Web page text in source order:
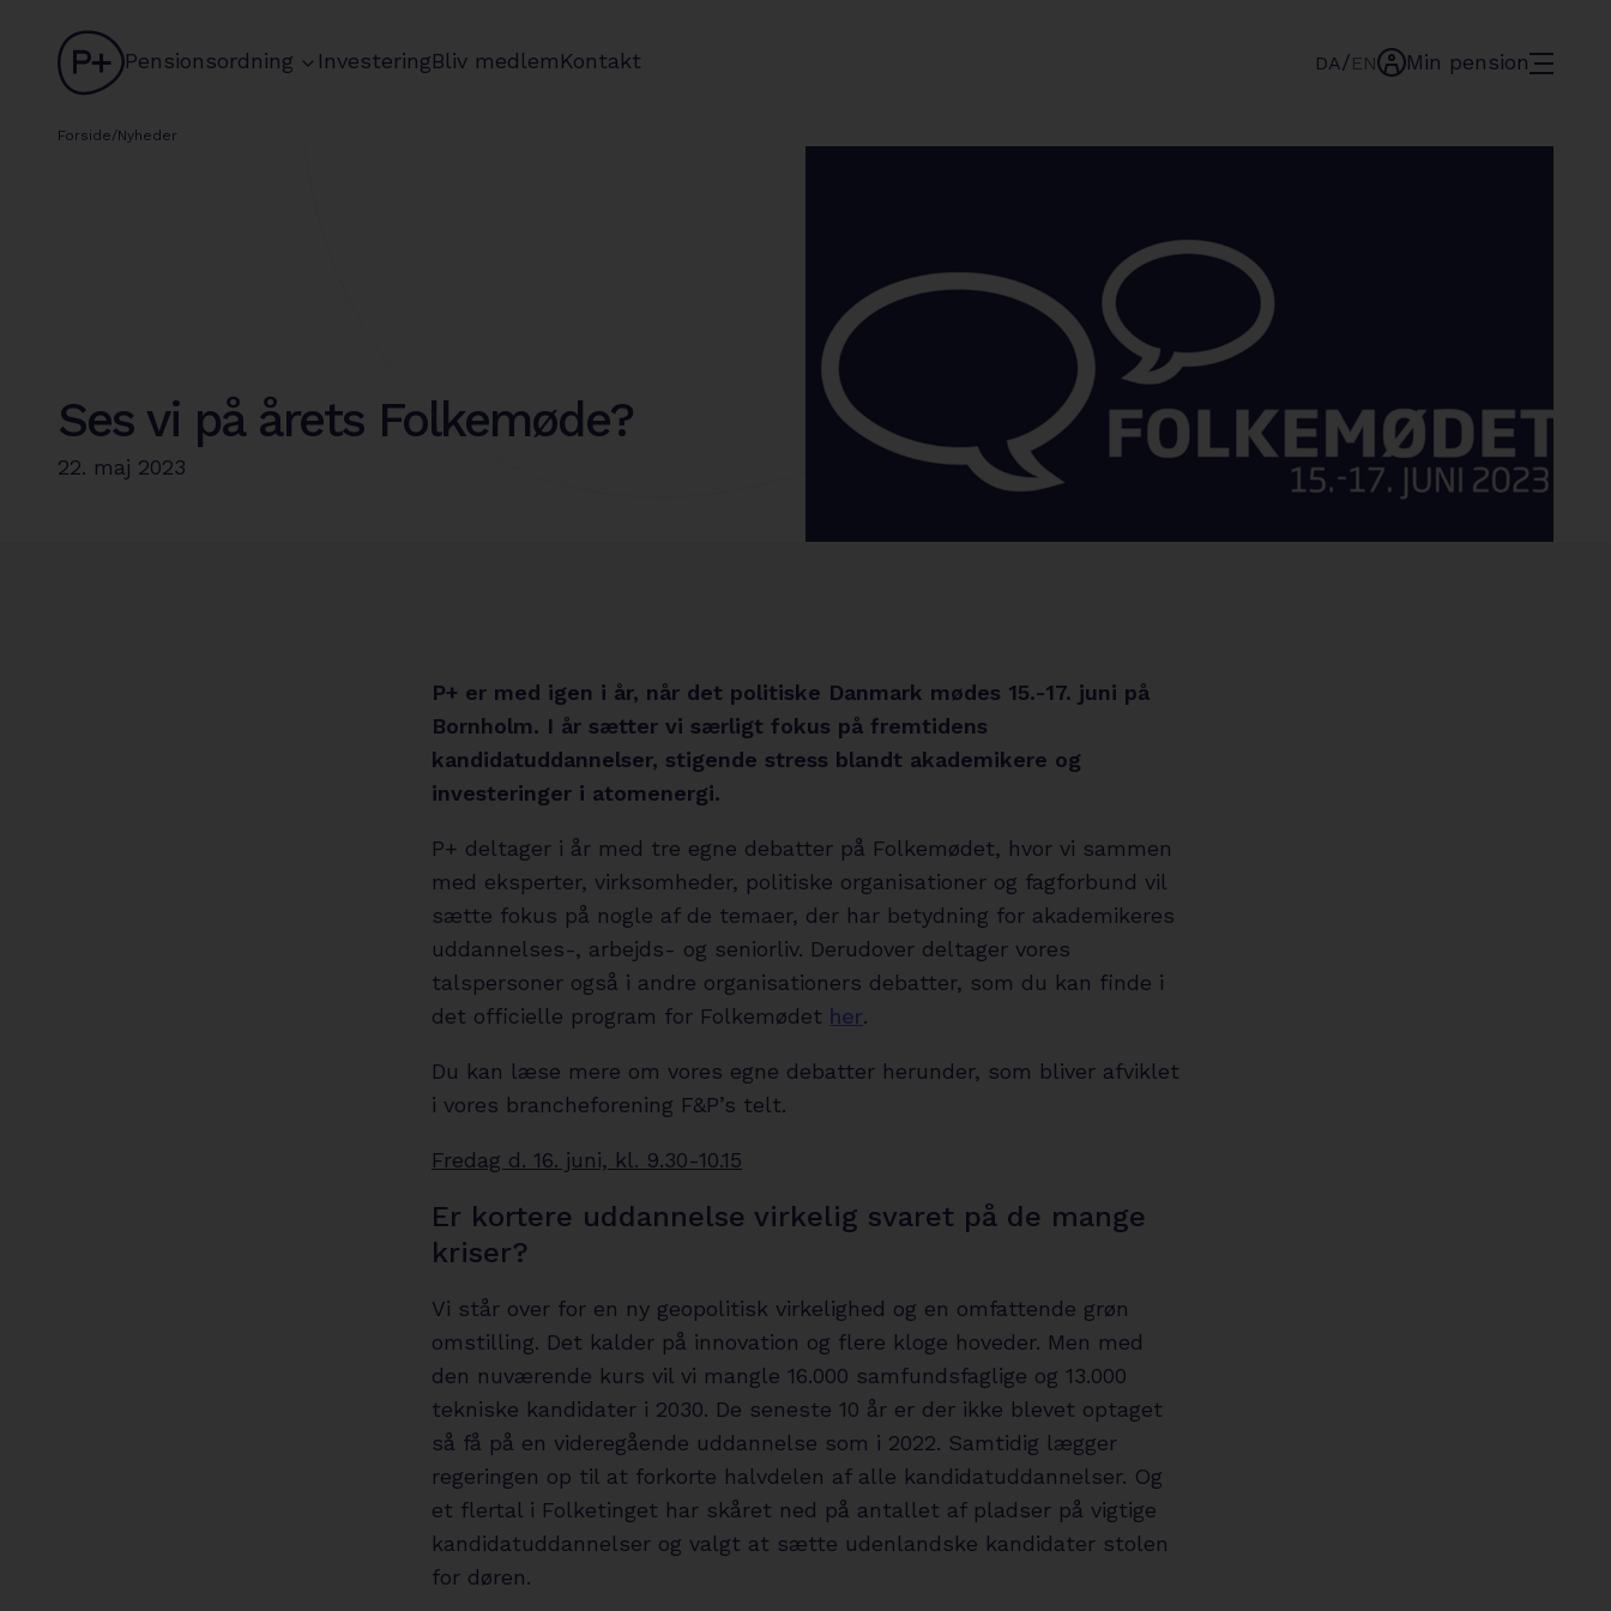
logo
Pensionsordning chevron
InvesteringBliv medlemKontakt DA/ENmin-Min pensionmenu
Forside/Nyheder
Ses vi på årets Folkemøde?
22. maj 2023
P+ er med igen i år, når det politiske Danmark mødes 15.-17. juni på
Bornholm. I år sætter vi særligt fokus på fremtidens
kandidatuddannelser, stigende stress blandt akademikere og
investeringer i atomenergi.
P+ deltager i år med tre egne debatter på Folkemødet, hvor vi sammen
med eksperter, virksomheder, politiske organisationer og fagforbund vil
sætte fokus på nogle af de temaer, der har betydning for akademikeres
uddannelses-, arbejds- og seniorliv. Derudover deltager vores
talspersoner også i andre organisationers debatter, som du kan finde i
det officielle program for Folkemødet her.
Du kan læse mere om vores egne debatter herunder, som bliver afviklet
i vores brancheforening F&P’s telt.
Fredag d. 16. juni, kl. 9.30-10.15
Er kortere uddannelse virkelig svaret på de mange
kriser?
Vi står over for en ny geopolitisk virkelighed og en omfattende grøn
omstilling. Det kalder på innovation og flere kloge hoveder. Men med
den nuværende kurs vil vi mangle 16.000 samfundsfaglige og 13.000
tekniske kandidater i 2030. De seneste 10 år er der ikke blevet optaget
så få på en videregående uddannelse som i 2022. Samtidig lægger
regeringen op til at forkorte halvdelen af alle kandidatuddannelser. Og
et flertal i Folketinget har skåret ned på antallet af pladser på vigtige
kandidatuddannelser og valgt at sætte udenlandske kandidater stolen
for døren.